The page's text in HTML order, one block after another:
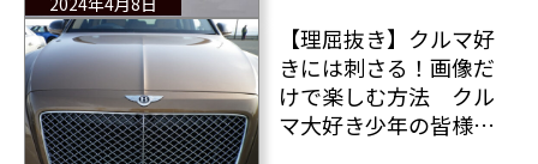
【理屈抜き】クルマ好
きには刺さる！画像だ
けで楽しむ方法 クル
マ大好き少年の皆様こ